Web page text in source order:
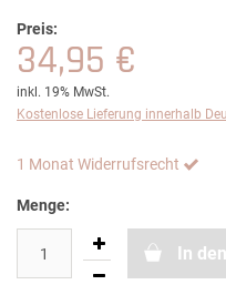
Preis:
34,95 €
inkl. 19% MwSt.
Kostenlose Lieferung innerhalb
1 Monat Widerrufsrecht
Menge:
In